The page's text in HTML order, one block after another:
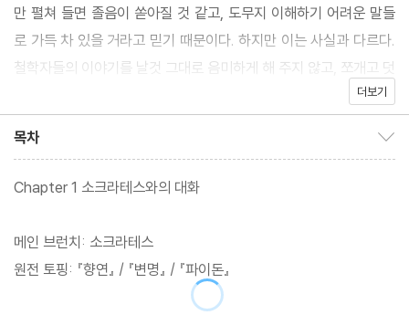
만 펼쳐 들면 졸음이 쏟아질 것 같고, 도무지 이해하기 어려운 말들
로 가득 차 있을 거라고 믿기 때문이다. 하지만 이는 사실과 다르다.
철학자들의 이야기를 날것 그대로 음미하게 해 주지 않고, 쪼개고 덧
붙이고 해체하면서 ‘학문화’시켰기 때문에 생긴 지독한 편견일 뿐이
이 책은 바로 그런 선입견을 깨며, 제목 그대로 ‘브런치’처럼 가볍지
지 광범한 독서를 통해 말 그대로 ‘고전 읽기의 즐거움’을 만끽해 온
저자가 독자들의 눈높이에서 철학을 읽고 음미하는 길로 안내한다.
소크라테스부터 하이데거까지 16명 철학자들의 이야기에 그들이
더보기
목차
Chapter 1 소크라테스와의 대화
메인 브런치: 소크라테스
원전 토핑: 『향연』 / 『변명』 / 『파이돈』